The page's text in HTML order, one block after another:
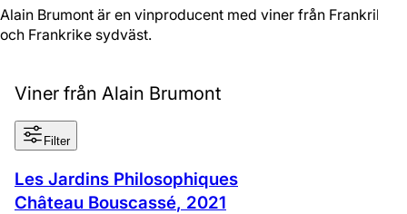
Alain Brumont är en vinproducent med viner från Frankrike
och Frankrike sydväst.
Viner från Alain Brumont
Filter
Les Jardins Philosophiques
Château Bouscassé, 2021